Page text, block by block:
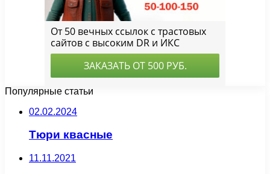
Популярные статьи
02.02.2024
Тюри квасные
11.11.2021